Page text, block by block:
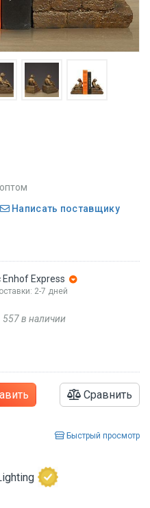
оптом
Написать поставщику
Enhof Express
2-7 дней
557 в наличии
Сравнить
Быстрый просмотр